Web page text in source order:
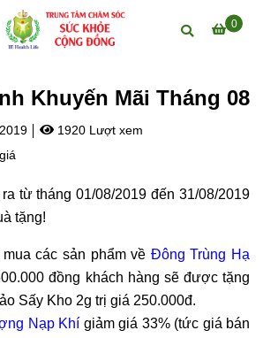
0
Khuyến Mãi Tháng 08
1920 Lượt xem
từ tháng 01/08/2019 đến 31/08/2019
tặng!
các sản phẩm về Đông Trùng Hạ
đồng khách hàng sẽ được tặng
Sấy Kho 2g trị giá 250.000đ.
Nạp Khí giảm giá 33% (tức giá bán